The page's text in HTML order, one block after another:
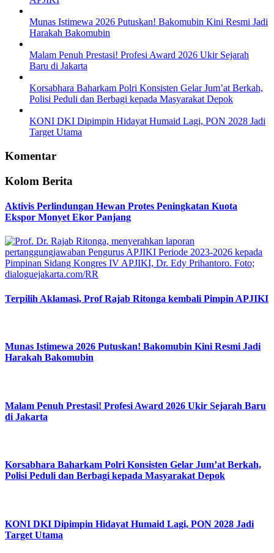
Munas Istimewa 2026 Putuskan! Bakomubin Kini Resmi Jadi
Harakah Bakomubin
Malam Penuh Prestasi! Profesi Award 2026 Ukir Sejarah
Baru di Jakarta
Korsabhara Baharkam Polri Konsisten Gelar Jum’at Berkah,
Polisi Peduli dan Berbagi kepada Masyarakat Depok
KONI DKI Dipimpin Hidayat Humaid Lagi, PON 2028 Jadi
Target Utama
Komentar
Kolom Berita
Aktivis Perlindungan Hewan Protes Peningkatan Kuota
Ekspor Monyet Ekor Panjang
Terpilih Aklamasi, Prof Rajab Ritonga kembali Pimpin APJIKI
Munas Istimewa 2026 Putuskan! Bakomubin Kini Resmi Jadi
Harakah Bakomubin
Malam Penuh Prestasi! Profesi Award 2026 Ukir Sejarah Baru
di Jakarta
Korsabhara Baharkam Polri Konsisten Gelar Jum’at Berkah,
Polisi Peduli dan Berbagi kepada Masyarakat Depok
KONI DKI Dipimpin Hidayat Humaid Lagi, PON 2028 Jadi
Target Utama